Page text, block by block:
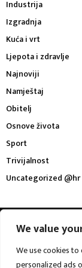
We value
We use cookies
personalized ads
Industrija
Izgradnja
Kuća i vrt
Ljepota i zdravlje
Najnoviji
Namještaj
Obitelj
Osnove života
Sport
Trivijalnost
Uncategorized @hr